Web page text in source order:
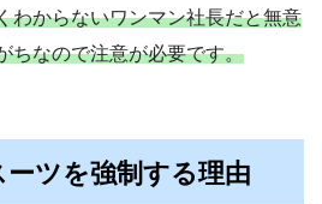
わからないワンマン社長だと無意
ちなので注意が必要です。
ツを強制する理由